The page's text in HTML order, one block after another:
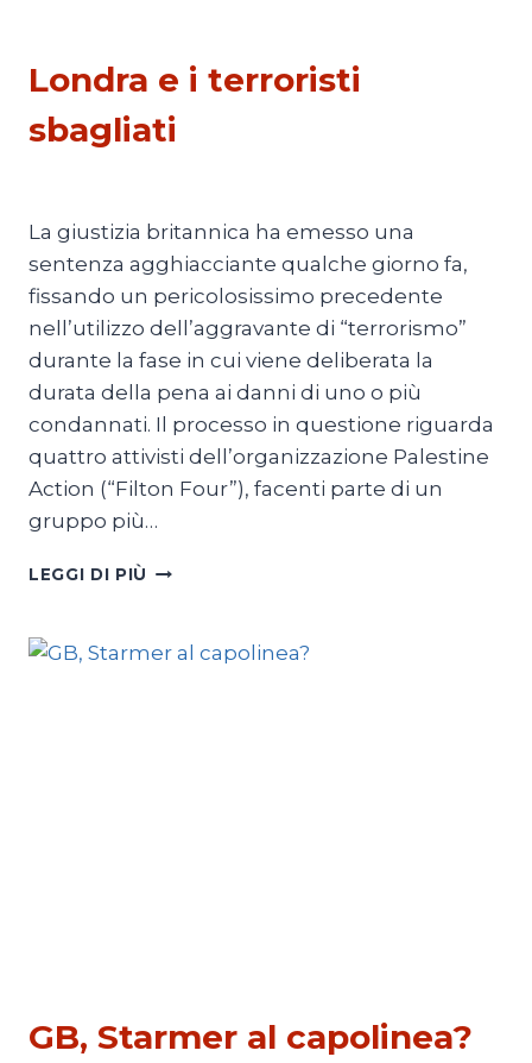
Londra e i terroristi
sbagliati
La giustizia britannica ha emesso una
sentenza agghiacciante qualche giorno fa,
fissando un pericolosissimo precedente
nell’utilizzo dell’aggravante di “terrorismo”
durante la fase in cui viene deliberata la
durata della pena ai danni di uno o più
condannati. Il processo in questione riguarda
quattro attivisti dell’organizzazione Palestine
Action (“Filton Four”), facenti parte di un
gruppo più…
LEGGI DI PIÙ LONDRA
TERRORISTI
SBAGLIATI
GB, Starmer al capolinea?